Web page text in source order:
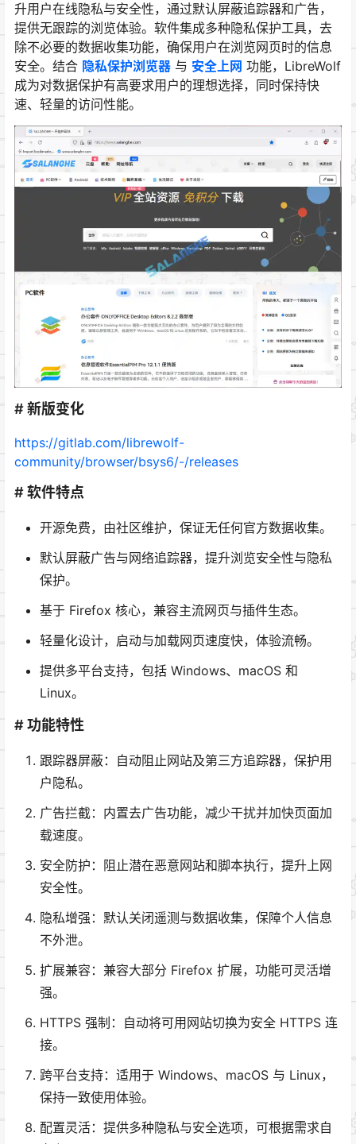
升用户在线隐私与安全性，通过默认屏蔽追踪器和广告，
提供无跟踪的浏览体验。软件集成多种隐私保护工具，去
除不必要的数据收集功能，确保用户在浏览网页时的信息
安全。结合 隐私保护浏览器 与 安全上网 功能，LibreWolf
成为对数据保护有高要求用户的理想选择，同时保持快
速、轻量的访问性能。
# 新版变化
https://gitlab.com/librewolf-
community/browser/bsys6/-/releases
# 软件特点
开源免费，由社区维护，保证无任何官方数据收集。
默认屏蔽广告与网络追踪器，提升浏览安全性与隐私
保护。
基于 Firefox 核心，兼容主流网页与插件生态。
轻量化设计，启动与加载网页速度快，体验流畅。
提供多平台支持，包括 Windows、macOS 和
Linux。
# 功能特性
跟踪器屏蔽：自动阻止网站及第三方追踪器，保护用
户隐私。
广告拦截：内置去广告功能，减少干扰并加快页面加
载速度。
安全防护：阻止潜在恶意网站和脚本执行，提升上网
安全性。
隐私增强：默认关闭遥测与数据收集，保障个人信息
不外泄。
扩展兼容：兼容大部分 Firefox 扩展，功能可灵活增
强。
HTTPS 强制：自动将可用网站切换为安全 HTTPS 连
接。
跨平台支持：适用于 Windows、macOS 与 Linux，
保持一致使用体验。
配置灵活：提供多种隐私与安全选项，可根据需求自